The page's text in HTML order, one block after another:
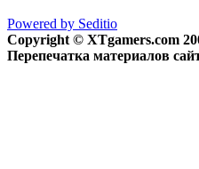
Powered by Seditio
Copyright © XTgamers.com
Перепечатка материалов